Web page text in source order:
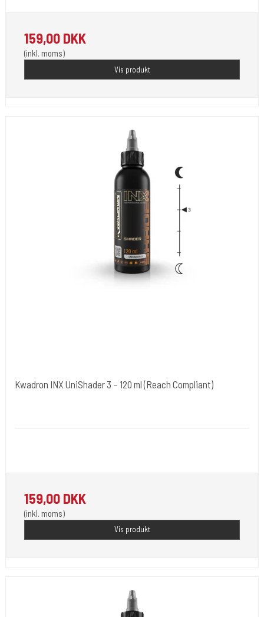
159,00 DKK
(inkl. moms)
Vis produkt
Kwadron INX UniShader 3 – 120 ml (Reach Compliant)
159,00 DKK
(inkl. moms)
Vis produkt